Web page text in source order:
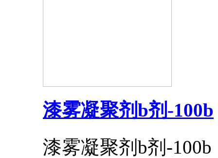
漆雾凝聚剂b剂-100b
漆雾凝聚剂b剂-